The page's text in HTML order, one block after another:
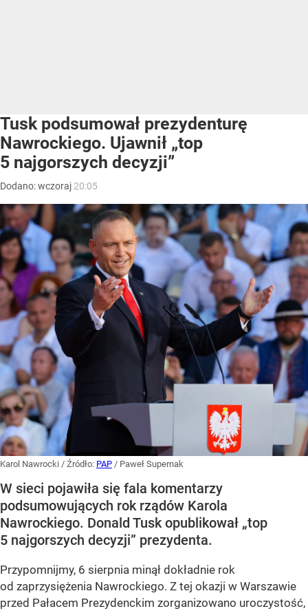
Tusk podsumował prezydenturę
Nawrockiego. Ujawnił „top
5 najgorszych decyzji”
Dodano:wczoraj 20:05
Karol Nawrocki / Źródło: PAP / Paweł Supernak
W sieci pojawiła się fala komentarzy
podsumowujących rok rządów Karola
Nawrockiego. Donald Tusk opublikował „top
5 najgorszych decyzji” prezydenta.
Przypomnijmy, 6 sierpnia minął dokładnie rok
od zaprzysiężenia Nawrockiego. Z tej okazji w Warszawie
przed Pałacem Prezydenckim zorganizowano uroczystość,